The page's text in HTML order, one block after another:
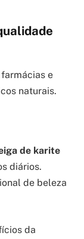
e
naturais.
de karite
diários.
de beleza
da